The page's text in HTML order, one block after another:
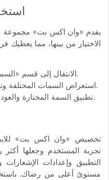
يقدم «وان اكس بت» مجموعة
الاختيار من بينها، مما يعطيك
الانتقال إلى قسم «السمات» في إعدادات التطبيق.
استعراض السمات المختلفة وتجربتها حتى تجد ما يناسبك.
تطبيق السمة المختارة والعودة للتطبيق لرؤية التغييرات.
تخصيص «وان اكس بت»
تجربة المستخدم وجعلها
التطبيق وإعدادات
مستوىً أعلى من رضاك.